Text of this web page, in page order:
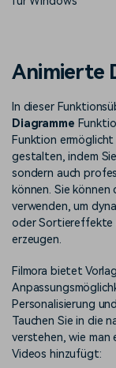
Trends
Lernen,
erweitern Sie Ihre
Videobearbeitungs-
Fähigkeiten mit
Creator
Programm
Ihren Einfluss mit
Blog
Unsere Mission,
Kunden-
Erfahren Sie, wie
Kunden Erfolg
Suchen
Animierte
In dieser
Diagramme
Funktion
gestalten, indem
sondern auch
können. Sie
verwenden, um
oder Sortiereffekte
erzeugen.
Filmora bietet
Personalisierung
Tauchen Sie in die
verstehen, wie man
Videos hinzufügt: